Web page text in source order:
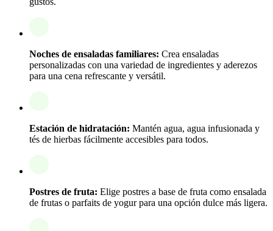
Noches de ensaladas familiares: Crea ensaladas
personalizadas con una variedad de ingredientes y aderezos
para una cena refrescante y versátil.
Estación de hidratación: Mantén agua, agua infusionada y
tés de hierbas fácilmente accesibles para todos.
Postres de fruta: Elige postres a base de fruta como ensalada
de frutas o parfaits de yogur para una opción dulce más ligera.